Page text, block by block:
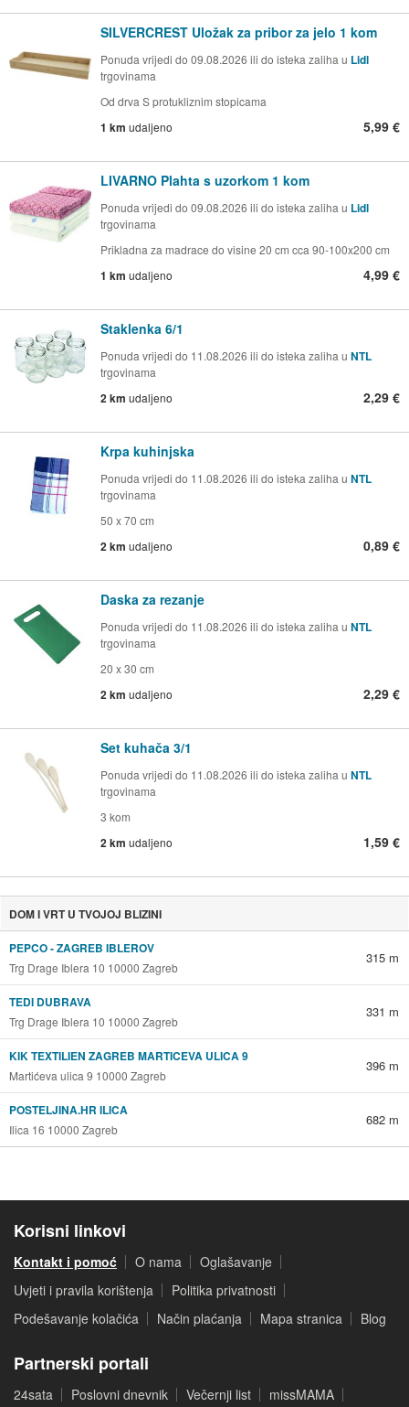
SILVERCREST Uložak za pribor za jelo 1 kom
Ponuda vrijedi do 09.08.2026 ili do isteka zaliha u Lidl
trgovinama
Od drva S protukliznim stopicama
1 km udaljeno 5,99 €
LIVARNO Plahta s uzorkom 1 kom
Ponuda vrijedi do 09.08.2026 ili do isteka zaliha u Lidl
trgovinama
Prikladna za madrace do visine 20 cm cca 90-100x200 cm
1 km udaljeno 4,99 €
Staklenka 6/1
Ponuda vrijedi do 11.08.2026 ili do isteka zaliha u NTL
trgovinama
2 km udaljeno 2,29 €
Krpa kuhinjska
Ponuda vrijedi do 11.08.2026 ili do isteka zaliha u NTL
trgovinama
50 x 70 cm
2 km udaljeno 0,89 €
Daska za rezanje
Ponuda vrijedi do 11.08.2026 ili do isteka zaliha u NTL
trgovinama
20 x 30 cm
2 km udaljeno 2,29 €
Set kuhača 3/1
Ponuda vrijedi do 11.08.2026 ili do isteka zaliha u NTL
trgovinama
3 kom
2 km udaljeno 1,59 €
DOM I VRT U TVOJOJ BLIZINI
PEPCO - ZAGREB IBLEROV
Trg Drage Iblera 10 10000 Zagreb
315 m
TEDI DUBRAVA
Trg Drage Iblera 10 10000 Zagreb
331 m
KIK TEXTILIEN ZAGREB MARTICEVA ULICA 9
Martićeva ulica 9 10000 Zagreb
396 m
POSTELJINA.HR ILICA
Ilica 16 10000 Zagreb
682 m
Korisni linkovi
Kontakt i pomoć O nama
Oglašavanje
Uvjeti i pravila korištenja
Politika privatnosti
Podešavanje kolačića
Način plaćanja Mapa stranica Blog
Partnerski portali
24sata Poslovni dnevnik Večernji list missMAMA